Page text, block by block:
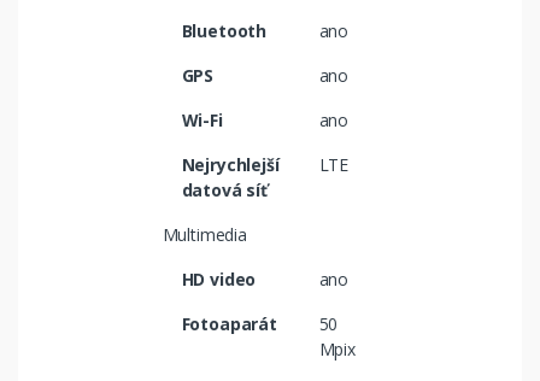
Bluetooth
ano
GPS
ano
Wi-Fi
ano
Nejrychlejší
datová síť
LTE
Multimedia
HD video
ano
Fotoaparát
50
Mpix